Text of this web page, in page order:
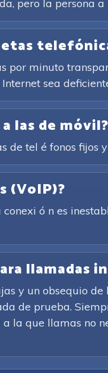
pero la persona
por minuto
sea
las de móvil?
de tel é fonos
(VoIP)?
ó n es
llamadas
y un obsequio
de prueba.
la que llamas no